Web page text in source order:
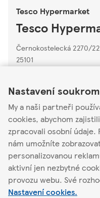
Nastavení
My a naši partneři
cookies, abychom
zpracovali osobní údaje.
nám umožníte
personalizovanou
aktivní jen nezbytné
provozu webu. Své
Nastavení cookies.
Tesco Hypermarket
Tesco
Černokostelecká 2270/22
25101
Podrobnosti o
obchodu